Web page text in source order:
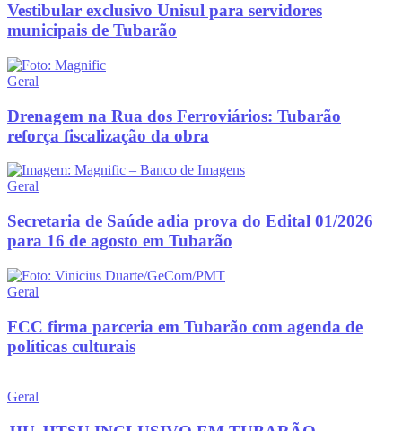
Vestibular exclusivo Unisul para servidores
municipais de Tubarão
Geral
Drenagem na Rua dos Ferroviários: Tubarão
reforça fiscalização da obra
Geral
Secretaria de Saúde adia prova do Edital 01/2026
para 16 de agosto em Tubarão
Geral
FCC firma parceria em Tubarão com agenda de
políticas culturais
Geral